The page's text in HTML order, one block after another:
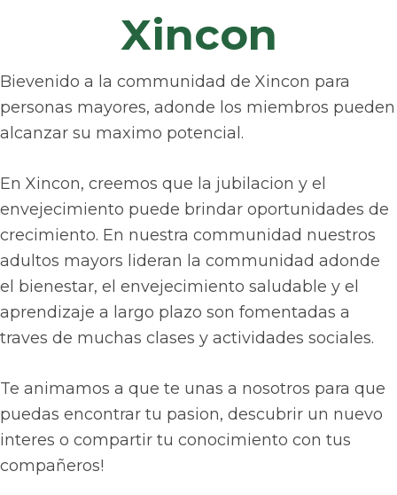
Xincon
Bievenido a la communidad de Xincon para
personas mayores, adonde los miembros pueden
alcanzar su maximo potencial.
En Xincon, creemos que la jubilacion y el
envejecimiento puede brindar oportunidades de
crecimiento. En nuestra communidad nuestros
adultos mayors lideran la communidad adonde
el bienestar, el envejecimiento saludable y el
aprendizaje a largo plazo son fomentadas a
traves de muchas clases y actividades sociales.
Te animamos a que te unas a nosotros para que
puedas encontrar tu pasion, descubrir un nuevo
interes o compartir tu conocimiento con tus
compañeros!